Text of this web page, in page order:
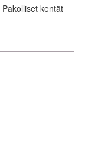
Pakolliset kentät